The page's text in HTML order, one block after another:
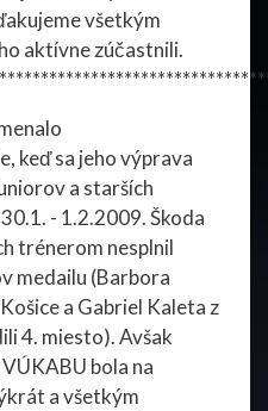
všetkým
aktívne zúčastnili.
keď sa jeho výprava
a starších
- 1.2.2009. Škoda
trénerom nesplnil
medailu (Barbora
a Gabriel Kaleta z
4. miesto). Avšak
bola na
a všetkým